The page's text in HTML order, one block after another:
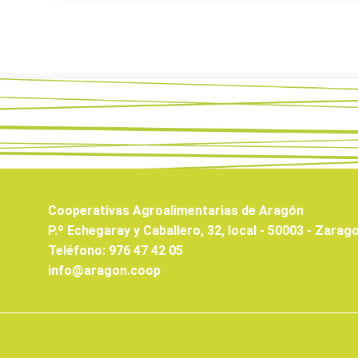
Cooperativas Agroalimentarias de Aragón
P.º Echegaray y Caballero, 32, local - 50003 -
Teléfono: 976 47 42 05
info@aragon.coop